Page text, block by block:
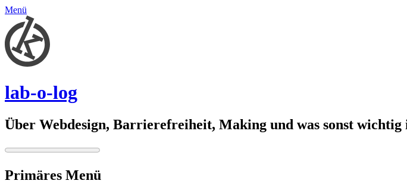
Menü
lab-o-log
Über Webdesign, Barrierefreiheit, Making und was sonst wichtig
Primäres Menü